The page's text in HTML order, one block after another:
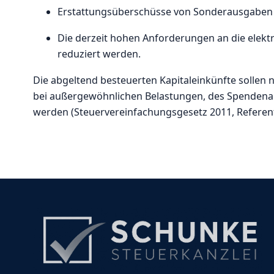
Erstattungsüberschüsse von
Die derzeit hohen Anforderungen an die
reduziert werden.
Die abgeltend besteuerten Kapitaleinkünfte
bei außergewöhnlichen Belastungen, des
werden (Steuervereinfachungsgesetz 2011,